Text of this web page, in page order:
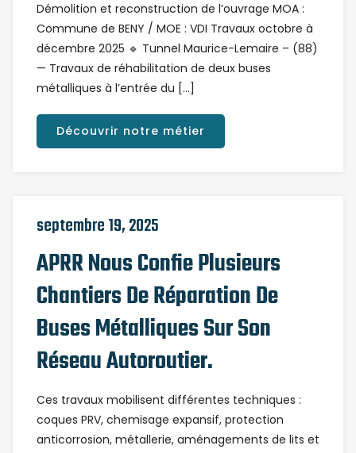
Démolition et reconstruction de l’ouvrage MOA :
Commune de BENY / MOE : VDI Travaux octobre à
décembre 2025 🔹 Tunnel Maurice-Lemaire – (88)
— Travaux de réhabilitation de deux buses
métalliques à l’entrée du […]
Découvrir notre métier
septembre 19, 2025
APRR Nous Confie Plusieurs
Chantiers De Réparation De
Buses Métalliques Sur Son
Réseau Autoroutier.
Ces travaux mobilisent différentes techniques :
coques PRV, chemisage expansif, protection
anticorrosion, métallerie, aménagements de lits et